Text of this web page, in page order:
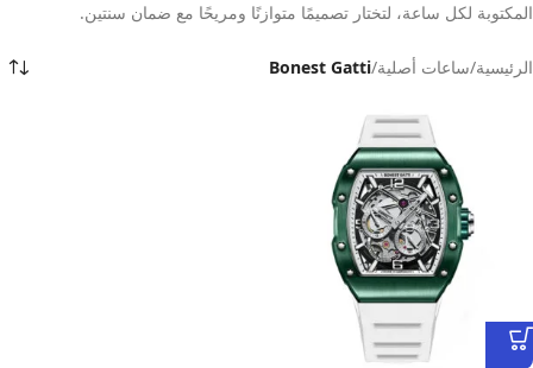
المكتوبة لكل ساعة، لتختار تصميمًا متوازنًا ومريحًا مع ضمان سنتين.
الرئيسية/ساعات أصلية/
Bonest Gatti